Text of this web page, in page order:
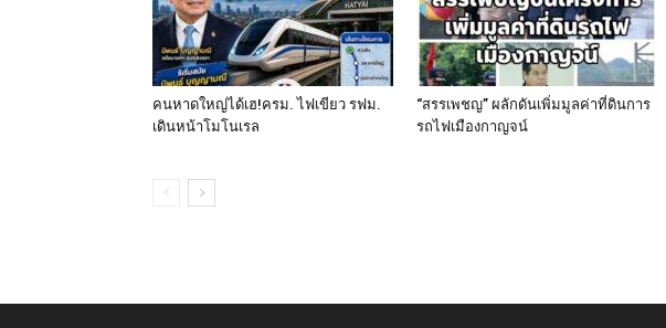
คนหาดใหญ่ได้เฮ!ครม. ไฟเขียว รฟม.
เดินหน้าโมโนเรล
“สรรเพชญ” ผลักดันเพิ่มมูลค่าที่ดินการ
รถไฟเมืองกาญจน์